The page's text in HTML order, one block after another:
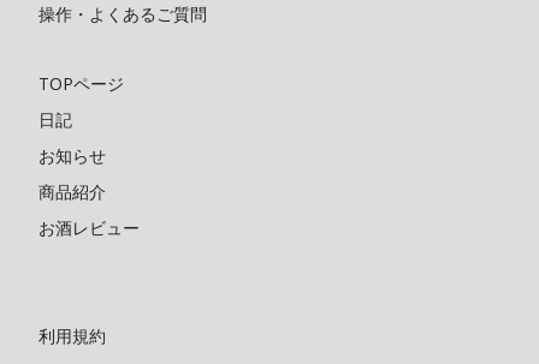
操作・よくあるご質問
TOPページ
日記
お知らせ
商品紹介
お酒レビュー
利用規約